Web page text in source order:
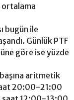
ortalama
bugün ile
Günlük PTF
göre ise yüzde
aritmetik
20:00-21:00